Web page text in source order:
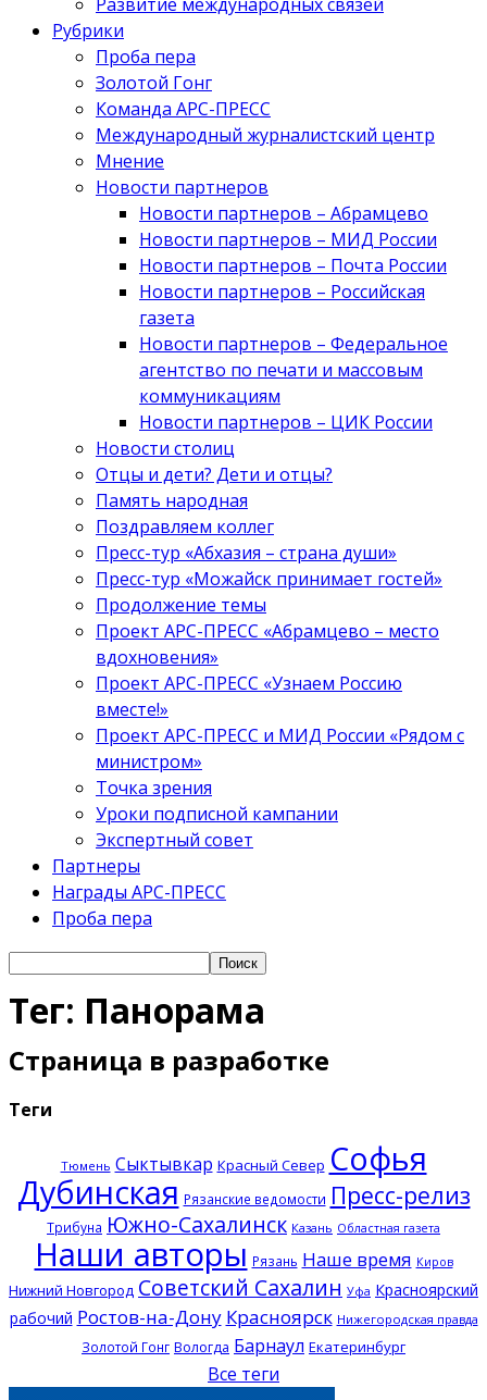
Рубрики
Проба пера
Золотой Гонг
Команда АРС-ПРЕСС
Международный журналистский центр
Мнение
Новости партнеров
Новости партнеров – Абрамцево
Новости партнеров – МИД России
Новости партнеров – Почта России
Новости партнеров – Российская
газета
Новости партнеров – Федеральное
агентство по печати и массовым
коммуникациям
Новости партнеров – ЦИК России
Новости столиц
Отцы и дети? Дети и отцы?
Память народная
Поздравляем коллег
Пресс-тур «Абхазия – страна души»
Пресс-тур «Можайск принимает гостей»
Продолжение темы
Проект АРС-ПРЕСС «Абрамцево – место
вдохновения»
Проект АРС-ПРЕСС «Узнаем Россию
вместе!»
Проект АРС-ПРЕСС и МИД России «Рядом с
министром»
Точка зрения
Уроки подписной кампании
Экспертный совет
Партнеры
Награды АРС-ПРЕСС
Проба пера
Тег: Панорама
Страница в разработке
Теги
Тюмень Сыктывкар Красный Север Софья
Дубинская Рязанские ведомости Пресс-релиз
Трибуна Южно-Сахалинск Казань Областная газета
Наши авторы Рязань Наше время Киров
Нижний Новгород Советский Сахалин Уфа Красноярский
рабочий Ростов-на-Дону Красноярск Нижегородская правда
Золотой Гонг Вологда Барнаул Екатеринбург
Все теги